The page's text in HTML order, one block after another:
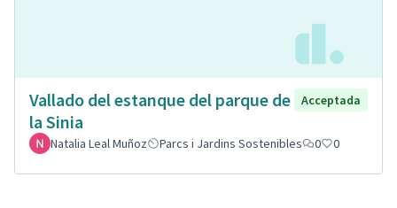
Vallado del estanque del parque de
la Sinia
Acceptada
Natalia Leal Muñoz Parcs i Jardins Sostenibles 0 0